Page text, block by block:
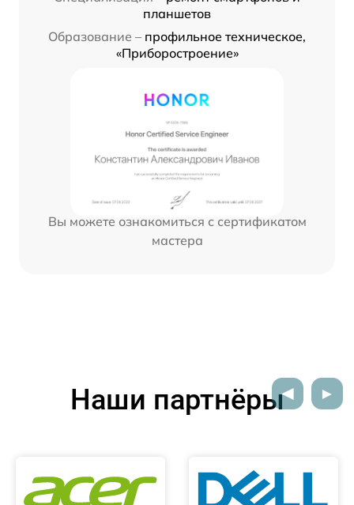
планшетов
Образование – профильное техническое,
«Приборостроение»
Вы можете ознакомиться с сертификатом
мастера
Наши партнёры